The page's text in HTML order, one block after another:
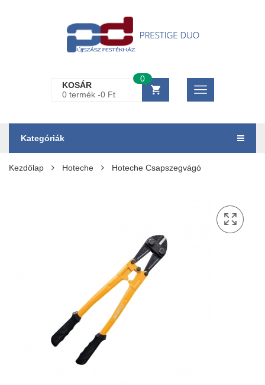
KOSÁR
0 termék -0 Ft
0
Kategóriák
Kezdőlap Hoteche Hoteche Csapszegvágó